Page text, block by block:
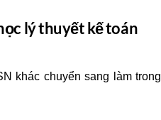
lý thuyết kế toán
khác chuyển sang làm trong